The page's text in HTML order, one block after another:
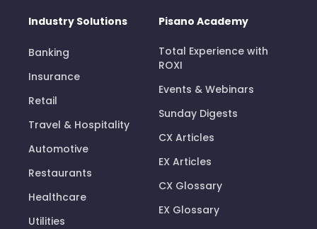
Industry Solutions
Banking
Insurance
Retail
Travel & Hospitality
Automotive
Restaurants
Healthcare
Utilities
Pisano Academy
Total Experience with
ROXI
Events & Webinars
Sunday Digests
CX Articles
EX Articles
CX Glossary
EX Glossary